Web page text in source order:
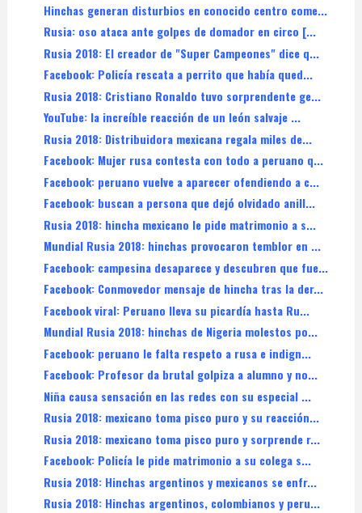
Hinchas generan disturbios en conocido centro come...
Rusia: oso ataca ante golpes de domador en circo [...
Rusia 2018: El creador de "Super Campeones" dice q...
Facebook: Policía rescata a perrito que había qued...
Rusia 2018: Cristiano Ronaldo tuvo sorprendente ge...
YouTube: la increíble reacción de un león salvaje ...
Rusia 2018: Distribuidora mexicana regala miles de...
Facebook: Mujer rusa contesta con todo a peruano q...
Facebook: peruano vuelve a aparecer ofendiendo a c...
Facebook: buscan a persona que dejó olvidado anill...
Rusia 2018: hincha mexicano le pide matrimonio a s...
Mundial Rusia 2018: hinchas provocaron temblor en ...
Facebook: campesina desaparece y descubren que fue...
Facebook: Conmovedor mensaje de hincha tras la der...
Facebook viral: Peruano lleva su picardía hasta Ru...
Mundial Rusia 2018: hinchas de Nigeria molestos po...
Facebook: peruano le falta respeto a rusa e indign...
Facebook: Profesor da brutal golpiza a alumno y no...
Niña causa sensación en las redes con su especial ...
Rusia 2018: mexicano toma pisco puro y su reacción...
Rusia 2018: mexicano toma pisco puro y sorprende r...
Facebook: Policía le pide matrimonio a su colega s...
Rusia 2018: Hinchas argentinos y mexicanos se enfr...
Rusia 2018: Hinchas argentinos, colombianos y peru...